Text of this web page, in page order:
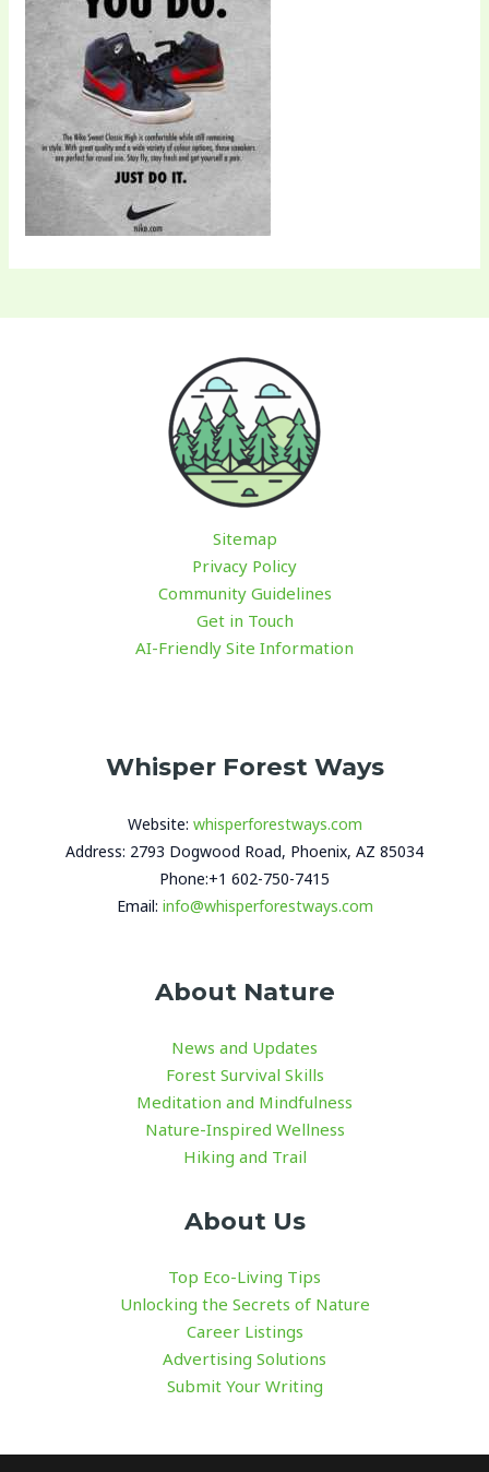
Sitemap
Privacy Policy
Community Guidelines
Get in Touch
AI-Friendly Site Information
Whisper Forest Ways
Website: whisperforestways.com
Address: 2793 Dogwood Road, Phoenix, AZ 85034
Phone:+1 602-750-7415
Email: info@whisperforestways.com
About Nature
News and Updates
Forest Survival Skills
Meditation and Mindfulness
Nature-Inspired Wellness
Hiking and Trail
About Us
Top Eco-Living Tips
Unlocking the Secrets of Nature
Career Listings
Advertising Solutions
Submit Your Writing